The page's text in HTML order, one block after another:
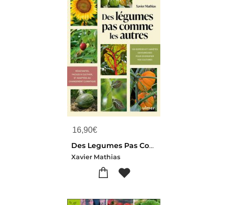
16,90€
Des Legumes Pas Comme Les Autres : 100 Especes Et Varietes Savoureuses Pour Diversifier Vos Cultures
Xavier Mathias